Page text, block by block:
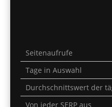
Seitenaufrufe
Tage in Auswahl
Durchschnittswert der
Von jeder SERP aus